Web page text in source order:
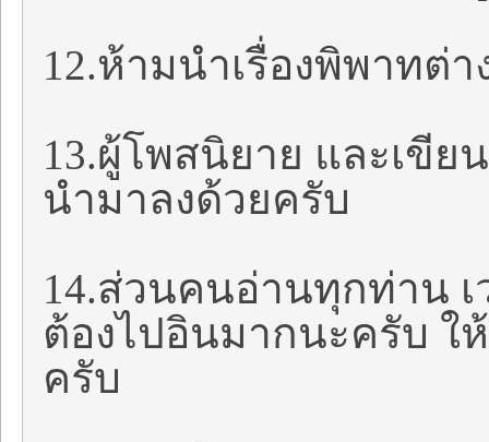
12.ห้ามนำเรื่องพิพาทต่
13.ผู้โพสนิยาย และเขี
นำมาลงด้วยครับ
14.ส่วนคนอ่านทุกท่าน
ต้องไปอินมากนะครับ ใ
ครับ